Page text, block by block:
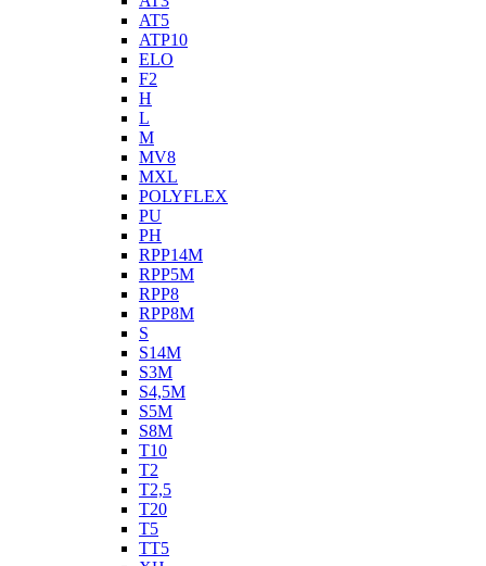
AT5
ATP10
ELO
F2
H
L
M
MV8
MXL
POLYFLEX
PU
PH
RPP14M
RPP5M
RPP8
RPP8M
S
S14M
S3M
S4,5M
S5M
S8M
T10
T2
T2,5
T20
T5
TT5